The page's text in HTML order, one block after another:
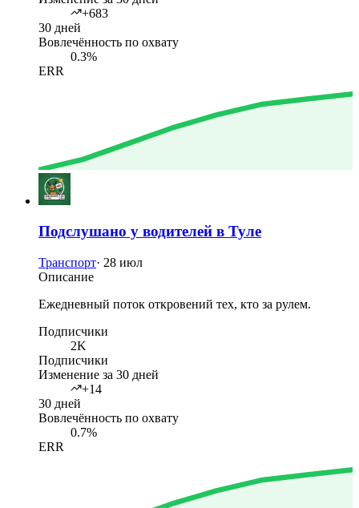
+683
30 дней
Вовлечённость по охвату
0.3%
ERR
Подслушано у водителей в Туле
Транспорт· 28 июл
Описание
Ежедневный поток откровений тех, кто за рулем.
Подписчики
2K
Подписчики
Изменение за 30 дней
+14
30 дней
Вовлечённость по охвату
0.7%
ERR